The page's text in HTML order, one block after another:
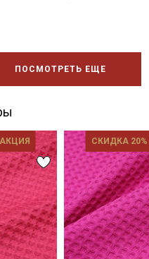
ПОСМОТРЕТЬ ЕЩЕ
СКИДКА